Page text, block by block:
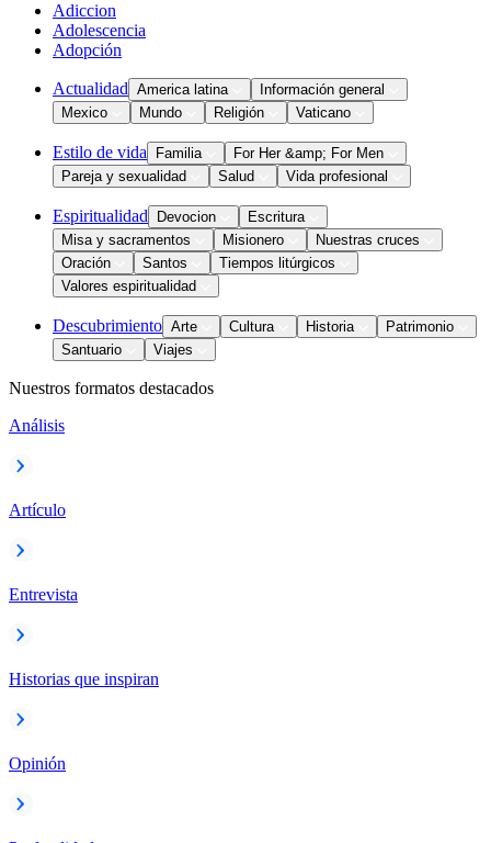
Adiccion
Adolescencia
Adopción
Actualidad America latina
Información general
Mexico
Mundo Religión Vaticano
Estilo de vida Familia
For Her &amp; For Men
Pareja y sexualidad
Salud Vida profesional
Espiritualidad Devocion
Escritura
Misa y sacramentos
Misionero
Nuestras cruces
Oración
Santos
Tiempos litúrgicos
Valores espiritualidad
Descubrimiento Arte Cultura Historia
Patrimonio
Santuario
Viajes
Nuestros formatos destacados
Análisis
Artículo
Entrevista
Historias que inspiran
Opinión